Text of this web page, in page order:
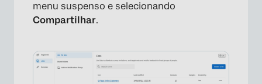
menu suspenso e selecionando
Compartilhar.